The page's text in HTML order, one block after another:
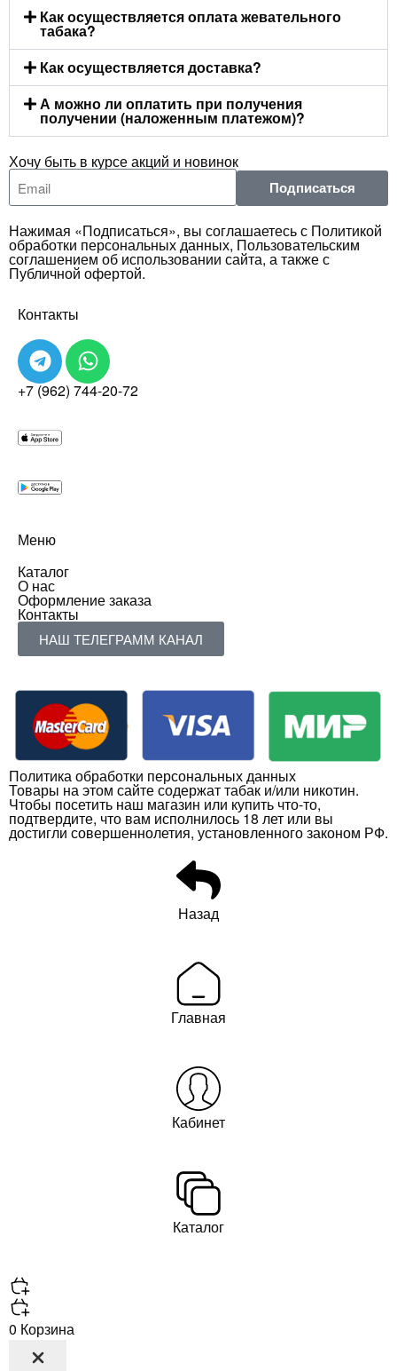
Как осуществляется оплата жевательного
табака?
Как осуществляется доставка?
А можно ли оплатить при получения
получении (наложенным платежом)?
Хочу быть в курсе акций и новинок
Подписаться
Нажимая «Подписаться», вы соглашаетесь с Политикой
обработки персональных данных, Пользовательским
соглашением об использовании сайта, а также с
Публичной офертой.
Контакты
+7 (962) 744-20-72
Меню
Каталог
О нас
Оформление заказа
Контакты
НАШ ТЕЛЕГРАММ КАНАЛ
Политика обработки персональных данных
Товары на этом сайте содержат табак и/или никотин.
Чтобы посетить наш магазин или купить что-то,
подтвердите, что вам исполнилось 18 лет или вы
достигли совершеннолетия, установленного законом РФ.
Назад
Главная
Кабинет
Каталог
0 Корзина